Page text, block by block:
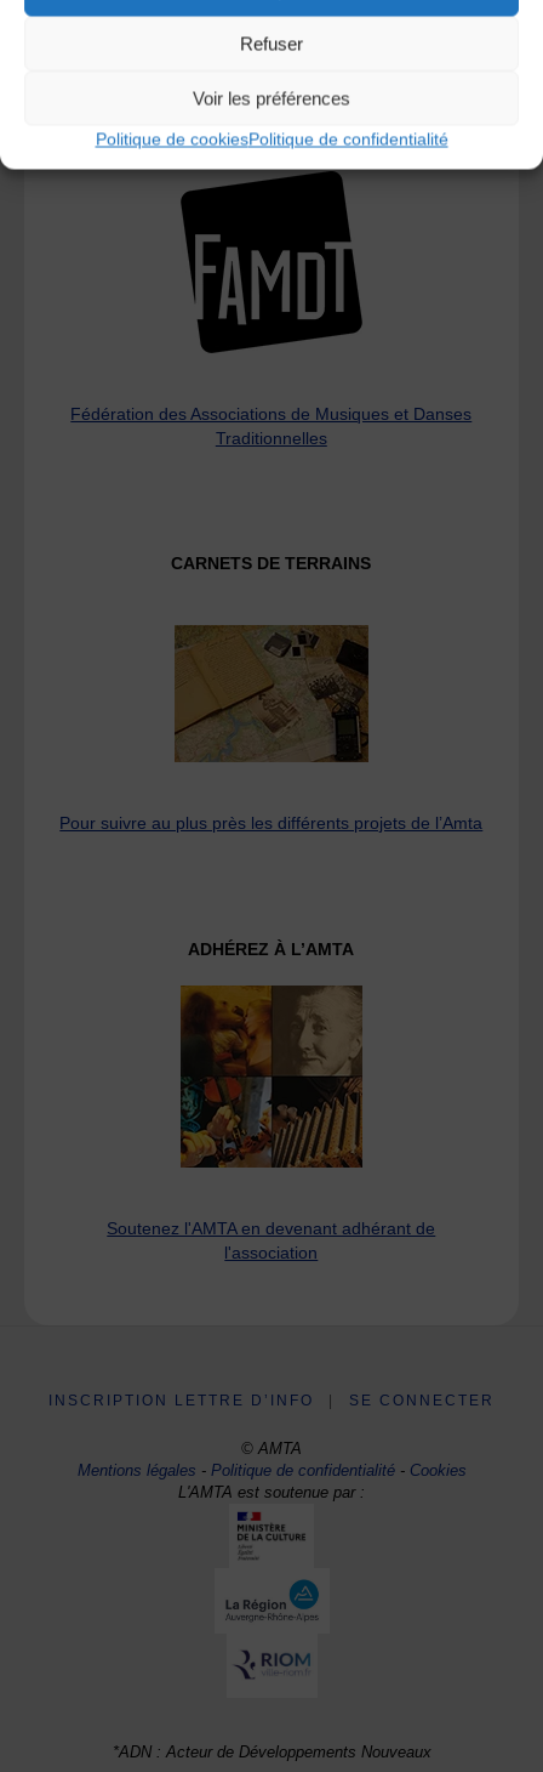
Refuser
Voir les préférences
Politique de cookiesPolitique de confidentialité
L’AMTA EST MEMBRE DE LA
Fédération des Associations de Musiques et Danses
Traditionnelles
CARNETS DE TERRAINS
Pour suivre au plus près les différents projets de l’Amta
ADHÉREZ À L’AMTA
Soutenez l'AMTA en devenant adhérant de
l'association
INSCRIPTION LETTRE D’INFO SE CONNECTER
© AMTA
Mentions légales -Politique de confidentialité- Cookies
L'AMTA est soutenue par :
*ADN : Acteur de Développements Nouveaux